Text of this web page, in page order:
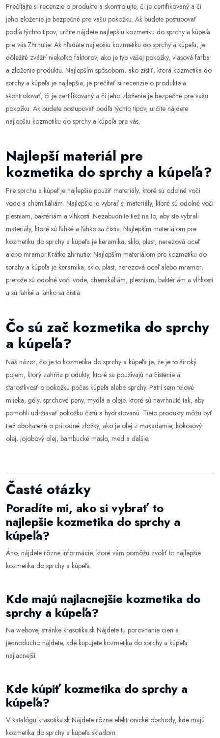
Prečítajte si recenzie o produkte a skontrolujte, či je certifikovaný a či
jeho zloženie je bezpečné pre vašu pokožku. Ak budete postupovať
podľa týchto tipov, určite nájdete najlepšiu kozmetiku do sprchy a kúpeľa
pre vás.Zhrnutie: Ak hľadáte najlepšiu kozmetiku do sprchy a kúpeľa, je
dôležité zvážiť niekoľko faktorov, ako je typ vašej pokožky, vlasová farba
a zloženie produktu. Najlepším spôsobom, ako zistiť, ktorá kozmetika do
sprchy a kúpeľa je najlepšia, je prečítať si recenzie o produkte a
skontrolovať, či je certifikovaný a či jeho zloženie je bezpečné pre vašu
pokožku. Ak budete postupovať podľa týchto tipov, určite nájdete
najlepšiu kozmetiku do sprchy a kúpeľa pre vás.
Najlepší materiál pre
kozmetika do sprchy a kúpeľa?
Pre sprchu a kúpeľ je najlepšie použiť materiály, ktoré sú odolné voči
vode a chemikáliám. Najlepšie je vybrať si materiály, ktoré sú odolné voči
plesniam, baktériám a vlhkosti. Nezabudnite tiež na to, aby ste vybrali
materiály, ktoré sú ľahké a ľahko sa čistia. Najlepším materiálom pre
kozmetiku do sprchy a kúpeľa je keramika, sklo, plast, nerezová oceľ
alebo mramor.Krátke zhrnutie: Najlepším materiálom pre kozmetiku do
sprchy a kúpeľa je keramika, sklo, plast, nerezová oceľ alebo mramor,
pretože sú odolné voči vode, chemikáliám, plesniam, baktériám a vlhkosti
a sú ľahké a ľahko sa čistia.
Čo sú zač kozmetika do sprchy
a kúpeľa?
Náš názor, čo je to kozmetika do sprchy a kúpeľa je, že je to široký
pojem, ktorý zahŕňa produkty, ktoré sa používajú na čistenie a
starostlivosť o pokožku počas kúpeľa alebo sprchy. Patrí sem telové
mlieka, gély, sprchové peny, mydlá a oleje, ktoré sú navrhnuté tak, aby
pomohli udržiavať pokožku čistú a hydratovanú. Tieto produkty môžu byť
tiež obohatené o prírodné zložky, ako je olej z makadamie, kokosový
olej, jojobový olej, bambucké maslo, med a ďalšie.
Časté otázky
Poradíte mi, ako si vybrať to
najlepšie kozmetika do sprchy a
kúpeľa?
Áno, nájdete rôzne informácie, ktoré vám pomôžu zvoliť to najlepšie
kozmetika do sprchy a kúpeľa.
Kde majú najlacnejšie kozmetika do
sprchy a kúpeľa?
Na webovej stránke krasotika.sk Nájdete tu porovnanie cien a
jednoducho nájdete, kde kupujete kozmetika do sprchy a kúpeľa
najlacnejší.
Kde kúpiť kozmetika do sprchy a
kúpeľa?
V katalógu krasotika.sk Nájdete rôzne elektronické obchody, kde majú
kozmetika do sprchy a kúpeľa skladom.